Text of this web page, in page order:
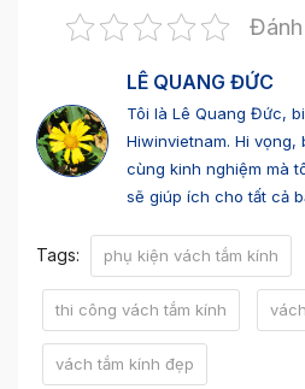
LÊ QUANG ĐỨC
Tôi là Lê Quang Đức,
Hiwinvietnam. Hi
cùng kinh nghiệm mà
sẽ giúp ích cho tất cả
Tags: phụ kiện vách tắm kính
thi công vách tắm kính
vách tắm kính đẹp